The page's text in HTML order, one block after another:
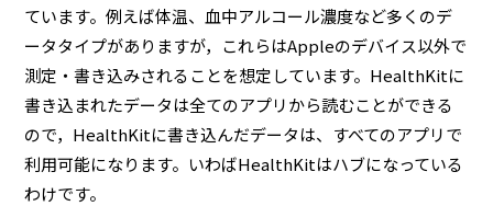
ています。例えば体温、血中アルコール濃度など多くのデ
ータタイプがありますが，これらはAppleのデバイス以外で
測定・書き込みされることを想定しています。HealthKitに
書き込まれたデータは全てのアプリから読むことができる
ので，HealthKitに書き込んだデータは、すべてのアプリで
利用可能になります。いわばHealthKitはハブになっている
わけです。